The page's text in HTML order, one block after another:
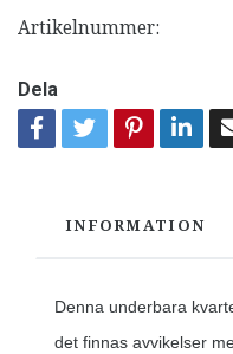
Artikelnummer:
Dela
INFORMATION
Denna underbara
det finnas avvikelser